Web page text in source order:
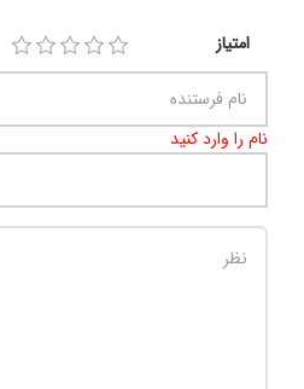
امتیاز
نام را وارد کنید